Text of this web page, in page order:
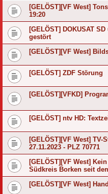
[GELÖST][VF West]
19:20
[GELÖST] DOKUSAT
gestört
[GELÖST][VF West]
[GELÖST] ZDF Störung
[GELÖST][VFKD]
[GELÖST] ntv HD:
[GELÖST][VF West]
27.11.2023 - PLZ 70771
[GELÖST][VF West]
Südkreis Borken seit
[GELÖST][VF West]